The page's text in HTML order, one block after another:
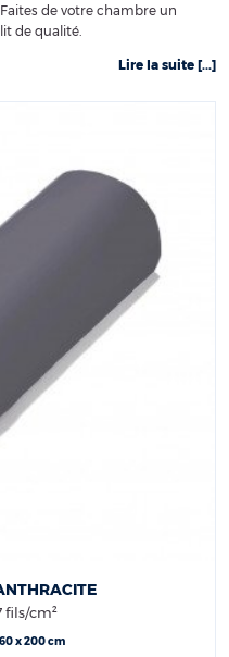
de votre chambre un
de qualité.
Lire la suite [...]
fils/cm²
x 200 cm